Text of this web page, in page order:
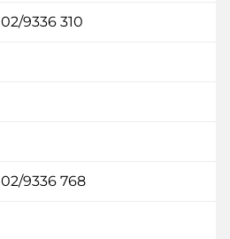
02/9336 310
02/9336 768